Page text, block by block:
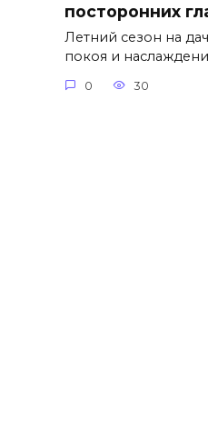
посторонних
Летний сезон на
покоя и
0 30